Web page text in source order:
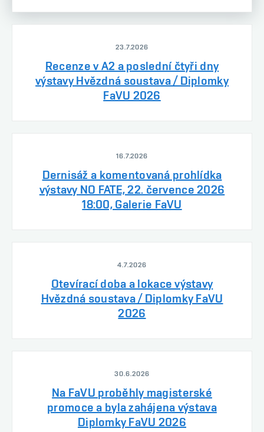
23.7.2026
Recenze v A2 a poslední čtyři dny
výstavy Hvězdná soustava / Diplomky
FaVU 2026
16.7.2026
Dernisáž a komentovaná prohlídka
výstavy NO FATE, 22. července 2026
18:00, Galerie FaVU
4.7.2026
Otevírací doba a lokace výstavy
Hvězdná soustava / Diplomky FaVU
2026
30.6.2026
Na FaVU proběhly magisterské
promoce a byla zahájena výstava
Diplomky FaVU 2026